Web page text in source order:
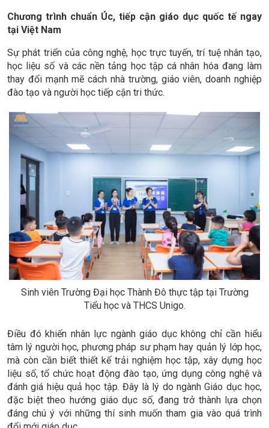
Chương trình chuẩn Úc, tiếp cận giáo dục quốc tế ngay
tại Việt Nam
Sự phát triển của công nghệ, học trực tuyến, trí tuệ nhân tạo,
học liệu số và các nền tảng học tập cá nhân hóa đang làm
thay đổi mạnh mẽ cách nhà trường, giáo viên, doanh nghiệp
đào tạo và người học tiếp cận tri thức.
Sinh viên Trường Đại học Thành Đô thực tập tại Trường
Tiểu học và THCS Unigo.
Điều đó khiến nhân lực ngành giáo dục không chỉ cần hiểu
tâm lý người học, phương pháp sư phạm hay quản lý lớp học,
mà còn cần biết thiết kế trải nghiệm học tập, xây dựng học
liệu số, tổ chức hoạt động đào tạo, ứng dụng công nghệ và
đánh giá hiệu quả học tập. Đây là lý do ngành Giáo dục học,
đặc biệt theo hướng giáo dục số, đang trở thành lựa chọn
đáng chú ý với những thí sinh muốn tham gia vào quá trình